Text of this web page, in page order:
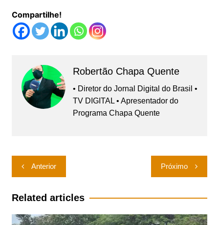
Compartilhe!
Robertão Chapa Quente
• Diretor do Jornal Digital do Brasil •
TV DIGITAL • Apresentador do
Programa Chapa Quente
Navegação
de
Post
Anterior Próximo
Related articles